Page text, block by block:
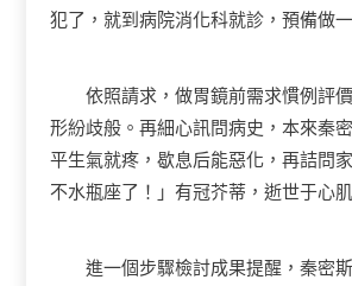
犯了，就到病院消化科就診，預備做
依照請求，做胃鏡前需求慣例評價
形紛歧般。再細心訊問病史，本來秦
平生氣就疼，歇息后能惡化，再詰問
不水瓶座了！」有冠芥蒂，逝世于心
進一個步驟檢討成果提醒，秦密斯